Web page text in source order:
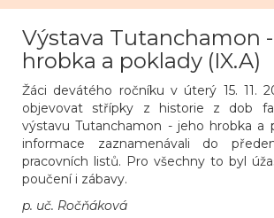
Výstava Tutanchamon
hrobka a poklady (IX.A)
Žáci devátého ročníku v úterý 15. 11.
objevovat střípky z historie z dob
výstavu Tutanchamon - jeho hrobka a
informace zaznamenávali do
pracovních listů. Pro všechny to byl
poučení i zábavy.
p. uč. Ročňáková